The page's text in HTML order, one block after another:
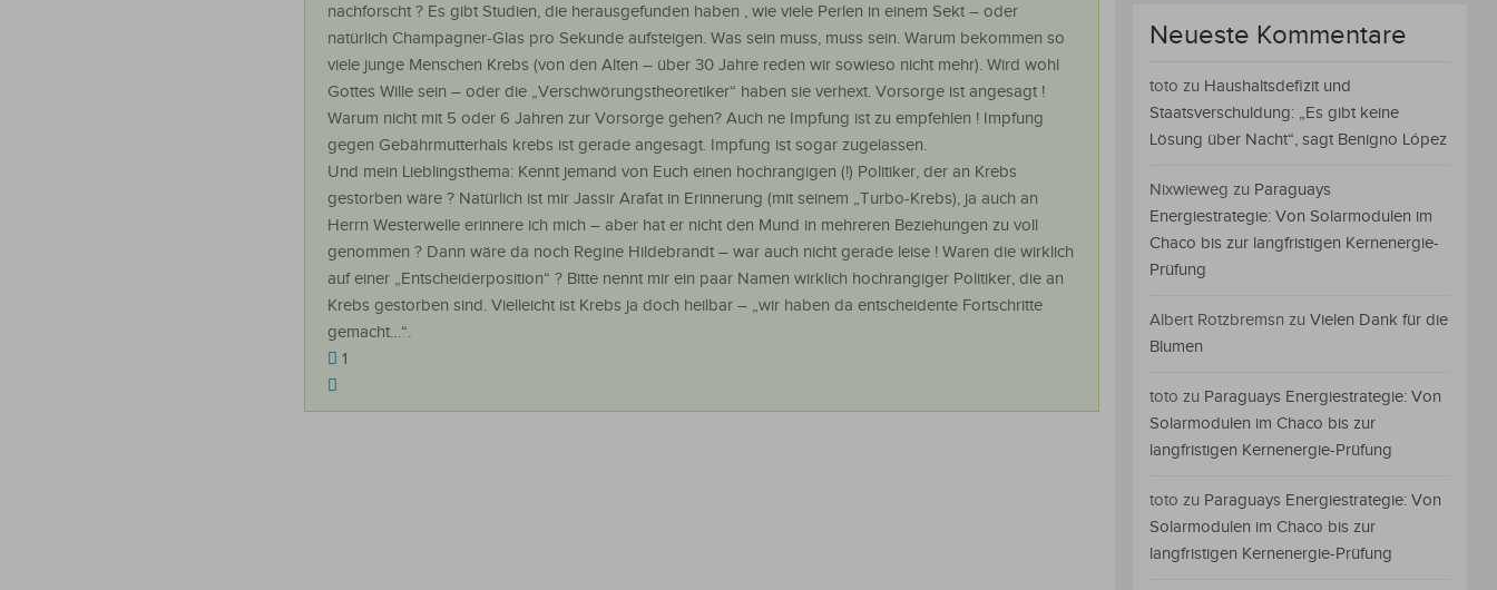
nachforscht ? Es gibt Studien, die herausgefunden haben , wie viele Perlen in einem Sekt – oder
natürlich Champagner-Glas pro Sekunde aufsteigen. Was sein muss, muss sein. Warum bekommen so
viele junge Menschen Krebs (von den Alten – über 30 Jahre reden wir sowieso nicht mehr). Wird wohl
Gottes Wille sein – oder die „Verschwörungstheoretiker“ haben sie verhext. Vorsorge ist angesagt !
Warum nicht mit 5 oder 6 Jahren zur Vorsorge gehen? Auch ne Impfung ist zu empfehlen ! Impfung
gegen Gebährmutterhals krebs ist gerade angesagt. Impfung ist sogar zugelassen.
Und mein Lieblingsthema: Kennt jemand von Euch einen hochrangigen (!) Politiker, der an Krebs
gestorben wäre ? Natürlich ist mir Jassir Arafat in Erinnerung (mit seinem „Turbo-Krebs), ja auch an
Herrn Westerwelle erinnere ich mich – aber hat er nicht den Mund in mehreren Beziehungen zu voll
genommen ? Dann wäre da noch Regine Hildebrandt – war auch nicht gerade leise ! Waren die wirklich
auf einer „Entscheiderposition“ ? Bitte nennt mir ein paar Namen wirklich hochrangiger Politiker, die an
Krebs gestorben sind. Vielleicht ist Krebs ja doch heilbar – „wir haben da entscheidente Fortschritte
gemacht…“.
1
Neueste Kommentare
toto zu Haushaltsdefizit und
Staatsverschuldung: „Es gibt keine
Lösung über Nacht“, sagt Benigno López
Nixwieweg zu Paraguays
Energiestrategie: Von Solarmodulen im
Chaco bis zur langfristigen Kernenergie-
Prüfung
Albert Rotzbremsn zu Vielen Dank für die
Blumen
toto zu Paraguays Energiestrategie: Von
Solarmodulen im Chaco bis zur
langfristigen Kernenergie-Prüfung
toto zu Paraguays Energiestrategie: Von
Solarmodulen im Chaco bis zur
langfristigen Kernenergie-Prüfung